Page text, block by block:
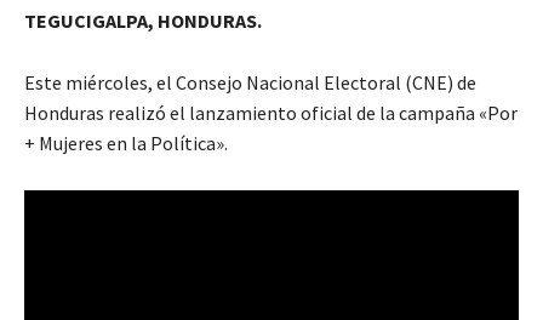
TEGUCIGALPA, HONDURAS.
Este miércoles, el Consejo Nacional Electoral (CNE) de
Honduras realizó el lanzamiento oficial de la campaña «Por
+ Mujeres en la Política».